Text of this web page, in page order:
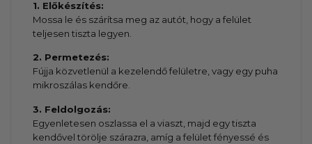
1. Előkészítés:
Mossa le és szárítsa meg az autót, hogy a felület
teljesen tiszta legyen.
2. Permetezés:
Fújja közvetlenül a kezelendő felületre, vagy egy puha
mikroszálas kendőre.
3. Feldolgozás:
Egyenletesen oszlassa el a viaszt, majd egy tiszta
kendővel törölje szárazra, amíg a felület fényessé és